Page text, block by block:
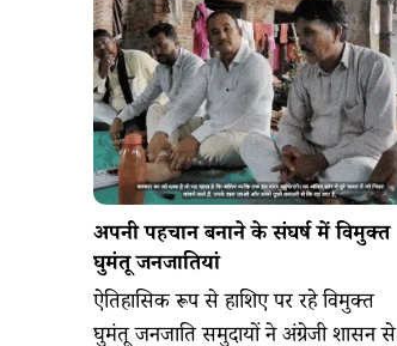
अपनी पहचान बनाने के संघर्ष में विमुक्त
घुमंतू जनजातियां
ऐतिहासिक रूप से हाशिए पर रहे विमुक्त
घुमंतू जनजाति समुदायों ने अंग्रेजी शासन से